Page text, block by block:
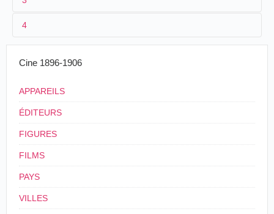
1
2
3
1907
46 m. environ
4
France
4
Cine 1896-1906
APPAREILS
ÉDITEURS
FIGURES
FILMS
PAYS
VILLES